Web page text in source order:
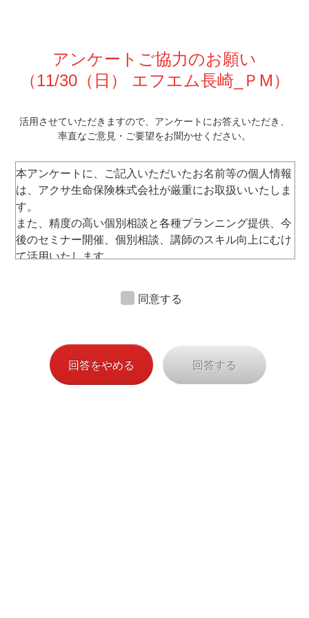
アンケートご協力のお願い
（11/30（日） エフエム長崎_ＰM ）
活⽤させていただきますので、 アンケートにお答えいただき、
率直なご意⾒・ご要望をお聞かせください。
本アンケートに、ご記⼊いただいたお名前等の個⼈情報
は、アクサ⽣命保険株式会社が厳重にお取扱いいたしま
す。
また、精度の⾼い個別相談と各種プランニング提供、今
後のセミナー開催、個別相談、講師のスキル向上にむけ
て活⽤いたします。
承諾のうえご記⼊・ご提出くださいますようお願い申
同意する
回答をやめる 回答する